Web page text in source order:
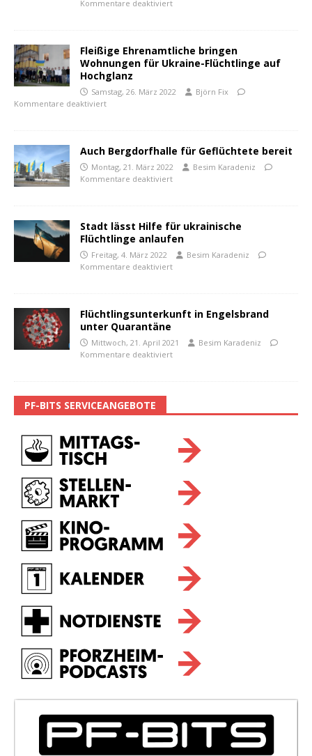
Kommentare deaktiviert
Fleißige Ehrenamtliche bringen
Wohnungen für Ukraine-Flüchtlinge auf
Hochglanz
Samstag, 26. März 2022
Björn Fix
Kommentare deaktiviert
Auch Bergdorfhalle für Geflüchtete bereit
Montag, 21. März 2022
Besim Karadeniz
Kommentare deaktiviert
Stadt lässt Hilfe für ukrainische
Flüchtlinge anlaufen
Freitag, 4. März 2022
Besim Karadeniz
Kommentare deaktiviert
Flüchtlingsunterkunft in Engelsbrand
unter Quarantäne
Mittwoch, 21. April 2021
Besim Karadeniz
Kommentare deaktiviert
PF-BITS SERVICEANGEBOTE